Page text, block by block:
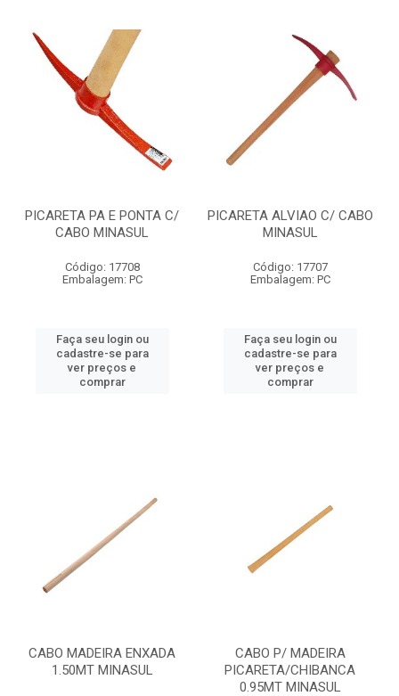
PICARETA PA E PONTA C/
CABO MINASUL
Código: 17708
Embalagem: PC
Faça seu login ou
cadastre-se para
ver preços e
comprar
PICARETA ALVIAO C/ CABO
MINASUL
Código: 17707
Embalagem: PC
Faça seu login ou
cadastre-se para
ver preços e
comprar
CABO MADEIRA ENXADA
1.50MT MINASUL
CABO P/ MADEIRA
PICARETA/CHIBANCA
0.95MT MINASUL